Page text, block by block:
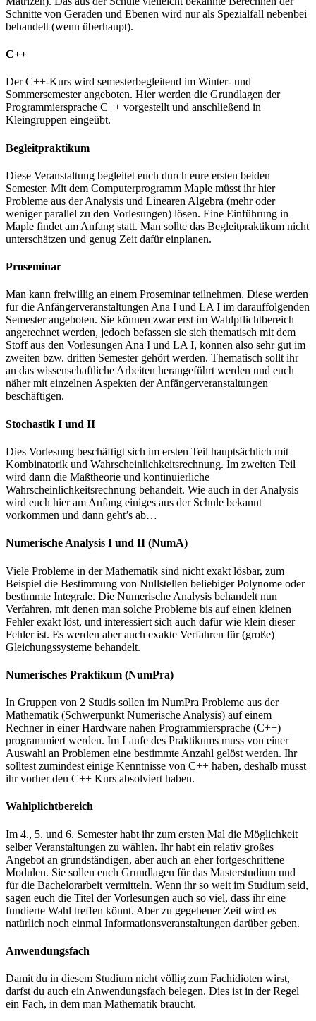
Schnitte von Geraden und Ebenen wird nur als Spezialfall nebenbei
behandelt (wenn überhaupt).
C++
Der C++-Kurs wird semesterbegleitend im Winter- und
Sommersemester angeboten. Hier werden die Grundlagen der
Programmiersprache C++ vorgestellt und anschließend in
Kleingruppen eingeübt.
Begleitpraktikum
Diese Veranstaltung begleitet euch durch eure ersten beiden
Semester. Mit dem Computerprogramm Maple müsst ihr hier
Probleme aus der Analysis und Linearen Algebra (mehr oder
weniger parallel zu den Vorlesungen) lösen. Eine Einführung in
Maple findet am Anfang statt. Man sollte das Begleitpraktikum nicht
unterschätzen und genug Zeit dafür einplanen.
Proseminar
Man kann freiwillig an einem Proseminar teilnehmen. Diese werden
für die Anfängerveranstaltungen Ana I und LA I im darauffolgenden
Semester angeboten. Sie können zwar erst im Wahlpflichtbereich
angerechnet werden, jedoch befassen sie sich thematisch mit dem
Stoff aus den Vorlesungen Ana I und LA I, können also sehr gut im
zweiten bzw. dritten Semester gehört werden. Thematisch sollt ihr
an das wissenschaftliche Arbeiten herangeführt werden und euch
näher mit einzelnen Aspekten der Anfängerveranstaltungen
beschäftigen.
Stochastik I und II
Dies Vorlesung beschäftigt sich im ersten Teil hauptsächlich mit
Kombinatorik und Wahrscheinlichkeitsrechnung. Im zweiten Teil
wird dann die Maßtheorie und kontinuierliche
Wahrscheinlichkeitsrechnung behandelt. Wie auch in der Analysis
wird euch hier am Anfang einiges aus der Schule bekannt
vorkommen und dann geht’s ab…
Numerische Analysis I und II (NumA)
Viele Probleme in der Mathematik sind nicht exakt lösbar, zum
Beispiel die Bestimmung von Nullstellen beliebiger Polynome oder
bestimmte Integrale. Die Numerische Analysis behandelt nun
Verfahren, mit denen man solche Probleme bis auf einen kleinen
Fehler exakt löst, und interessiert sich auch dafür wie klein dieser
Fehler ist. Es werden aber auch exakte Verfahren für (große)
Gleichungssysteme behandelt.
Numerisches Praktikum (NumPra)
In Gruppen von 2 Studis sollen im NumPra Probleme aus der
Mathematik (Schwerpunkt Numerische Analysis) auf einem
Rechner in einer Hardware nahen Programmiersprache (C++)
programmiert werden. Im Laufe des Praktikums muss von einer
Auswahl an Problemen eine bestimmte Anzahl gelöst werden. Ihr
solltest zumindest einige Kenntnisse von C++ haben, deshalb müsst
ihr vorher den C++ Kurs absolviert haben.
Wahlplichtbereich
Im 4., 5. und 6. Semester habt ihr zum ersten Mal die Möglichkeit
selber Veranstaltungen zu wählen. Ihr habt ein relativ großes
Angebot an grundständigen, aber auch an eher fortgeschrittene
Modulen. Sie sollen euch Grundlagen für das Masterstudium und
für die Bachelorarbeit vermitteln. Wenn ihr so weit im Studium seid,
sagen euch die Titel der Vorlesungen auch so viel, dass ihr eine
fundierte Wahl treffen könnt. Aber zu gegebener Zeit wird es
natürlich noch einmal Informationsveranstaltungen darüber geben.
Anwendungsfach
Damit du in diesem Studium nicht völlig zum Fachidioten wirst,
darfst du auch ein Anwendungsfach belegen. Dies ist in der Regel
ein Fach, in dem man Mathematik braucht.